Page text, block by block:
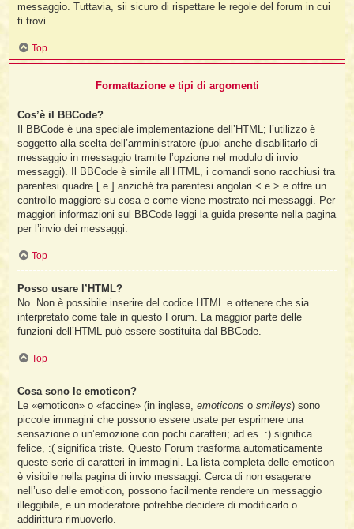
messaggio. Tuttavia, sii sicuro di rispettare le regole del forum in cui
ti trovi.
Top
Formattazione e tipi di argomenti
Cos’è il BBCode?
Il BBCode è una speciale implementazione dell’HTML; l’utilizzo è
soggetto alla scelta dell’amministratore (puoi anche disabilitarlo di
messaggio in messaggio tramite l’opzione nel modulo di invio
messaggi). Il BBCode è simile all’HTML, i comandi sono racchiusi tra
parentesi quadre [ e ] anziché tra parentesi angolari < e > e offre un
controllo maggiore su cosa e come viene mostrato nei messaggi. Per
maggiori informazioni sul BBCode leggi la guida presente nella pagina
per l’invio dei messaggi.
Top
Posso usare l’HTML?
No. Non è possibile inserire del codice HTML e ottenere che sia
interpretato come tale in questo Forum. La maggior parte delle
funzioni dell’HTML può essere sostituita dal BBCode.
Top
Cosa sono le emoticon?
Le «emoticon» o «faccine» (in inglese,emoticons osmileys) sono
piccole immagini che possono essere usate per esprimere una
sensazione o un’emozione con pochi caratteri; ad es. :) significa
felice, :( significa triste. Questo Forum trasforma automaticamente
queste serie di caratteri in immagini. La lista completa delle emoticon
è visibile nella pagina di invio messaggi. Cerca di non esagerare
nell’uso delle emoticon, possono facilmente rendere un messaggio
illeggibile, e un moderatore potrebbe decidere di modificarlo o
addirittura rimuoverlo.